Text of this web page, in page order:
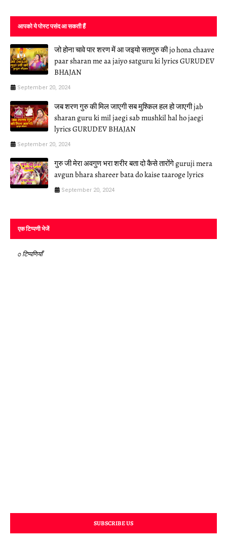
आपको ये पोस्ट पसंद आ सकती हैं
जो होना चावे पार शरण में आ जइयो सतगुरु की jo hona chaave
paar sharan me aa jaiyo satguru ki lyrics GURUDEV
BHAJAN
September 20, 2024
जब शरण गुरु की मिल जाएगी सब मुश्किल हल हो जाएगी jab
sharan guru ki mil jaegi sab mushkil hal ho jaegi
lyrics GURUDEV BHAJAN
September 20, 2024
गुरु जी मेरा अवगुण भरा शरीर बता दो कैसे तारोंगे guruji mera
avgun bhara shareer bata do kaise taaroge lyrics
September 20, 2024
एक टिप्पणी भेजें
0 टिप्पणियाँ
SUBSCRIBE US